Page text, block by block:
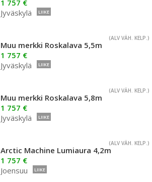
1 757 €
Jyväskylä
LIIKE
(ALV VÄH. KELP.)
Muu merkki Roskalava 5,5m
1 757 €
Jyväskylä
LIIKE
(ALV VÄH. KELP.)
Muu merkki Roskalava 5,8m
1 757 €
Jyväskylä
LIIKE
(ALV VÄH. KELP.)
Arctic Machine Lumiaura 4,2m
1 757 €
Joensuu
LIIKE